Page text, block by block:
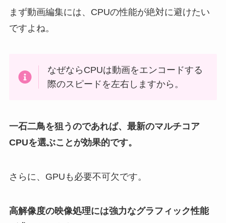
まず動画編集には、CPUの性能が絶対に避けたい
ですよね。
なぜならCPUは動画をエンコードする
際のスピードを左右しますから。
一石二鳥を狙うのであれば、最新のマルチコア
CPUを選ぶことが効果的です。
さらに、GPUも必要不可欠です。
高解像度の映像処理には強力なグラフィック性能